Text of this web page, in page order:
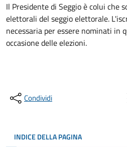
Il Presidente di Seggio è colui che
elettorali del seggio elettorale.
necessaria per essere nominati in
occasione delle elezioni.
Condividi
INDICE DELLA PAGINA